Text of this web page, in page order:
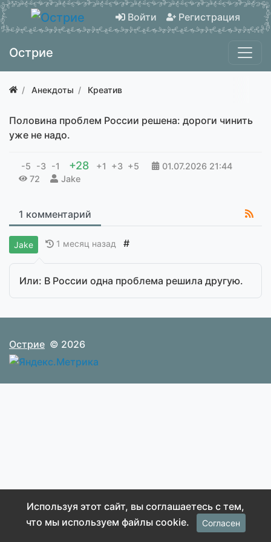
Войти Регистрация
Острие
Анекдоты Креатив
Половина проблем России решена: дороги чинить
уже не надо.
-5 -3 -1 +28 +1 +3 +5 01.07.2026 21:44
72
Jake
1 комментарий
Jake 1 месяц назад #
Или: В России одна проблема решила другую.
Острие © 2026
Используя этот сайт, вы соглашаетесь с тем,
что мы используем файлы cookie.
Согласен